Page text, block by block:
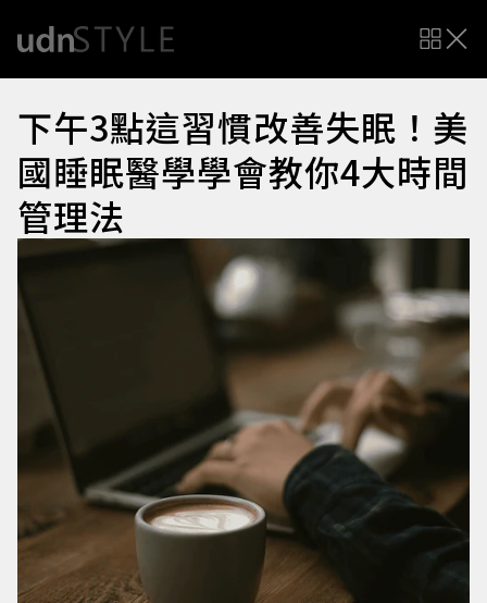
下午3點這習慣改善失眠！美
國睡眠醫學學會教你4大時間
管理法